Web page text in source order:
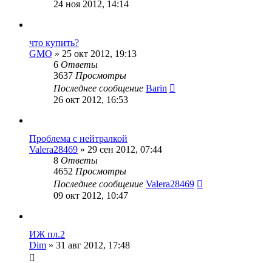
24 ноя 2012, 14:14
что купить?
GMO » 25 окт 2012, 19:13
6 Ответы
3637 Просмотры
Последнее сообщение Barin
26 окт 2012, 16:53
Проблема с нейтралкой
Valera28469 » 29 сен 2012, 07:44
8 Ответы
4652 Просмотры
Последнее сообщение Valera28469
09 окт 2012, 10:47
ИЖ пл.2
Dim » 31 авг 2012, 17:48